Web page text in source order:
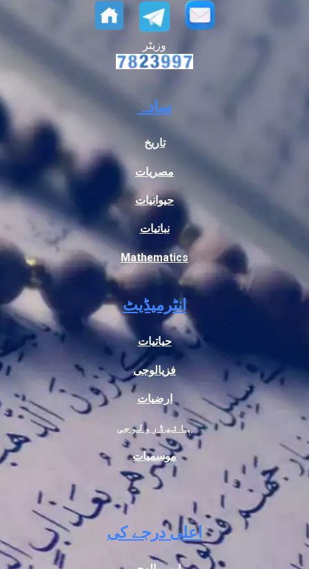
وزیٹر
سادہ
تاریخ
مصریات
حیوانیات
نباتیات
Mathematics
انٹرمیڈیٹ
حیاتیات
فزیالوجی
ارضیات
ہائیڈرولوجی
موسمیات
اعلی درجے کی